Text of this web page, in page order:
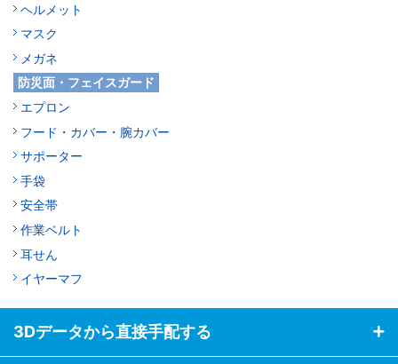
ヘルメット
マスク
メガネ
防災面・フェイスガード
エプロン
フード・カバー・腕カバー
サポーター
手袋
安全帯
作業ベルト
耳せん
イヤーマフ
3Dデータから直接手配する